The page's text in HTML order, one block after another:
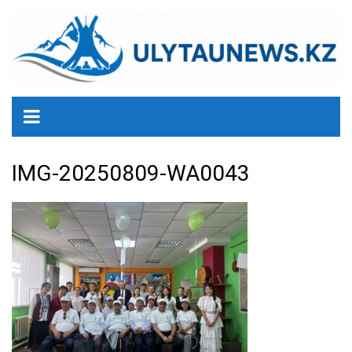
содержанию
IMG-20250809-WA0043